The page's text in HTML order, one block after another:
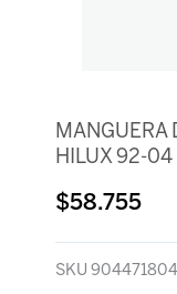
MANGUERA
HILUX 92-04
$58.755
SKU